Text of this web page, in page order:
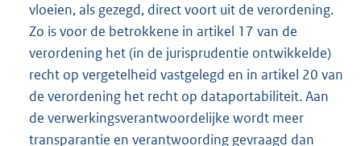
vloeien, als gezegd, direct voort uit de verordening.
Zo is voor de betrokkene in artikel 17 van de
verordening het (in de jurisprudentie ontwikkelde)
recht op vergetelheid vastgelegd en in artikel 20 van
de verordening het recht op dataportabiliteit. Aan
de verwerkingsverantwoordelijke wordt meer
transparantie en verantwoording gevraagd dan